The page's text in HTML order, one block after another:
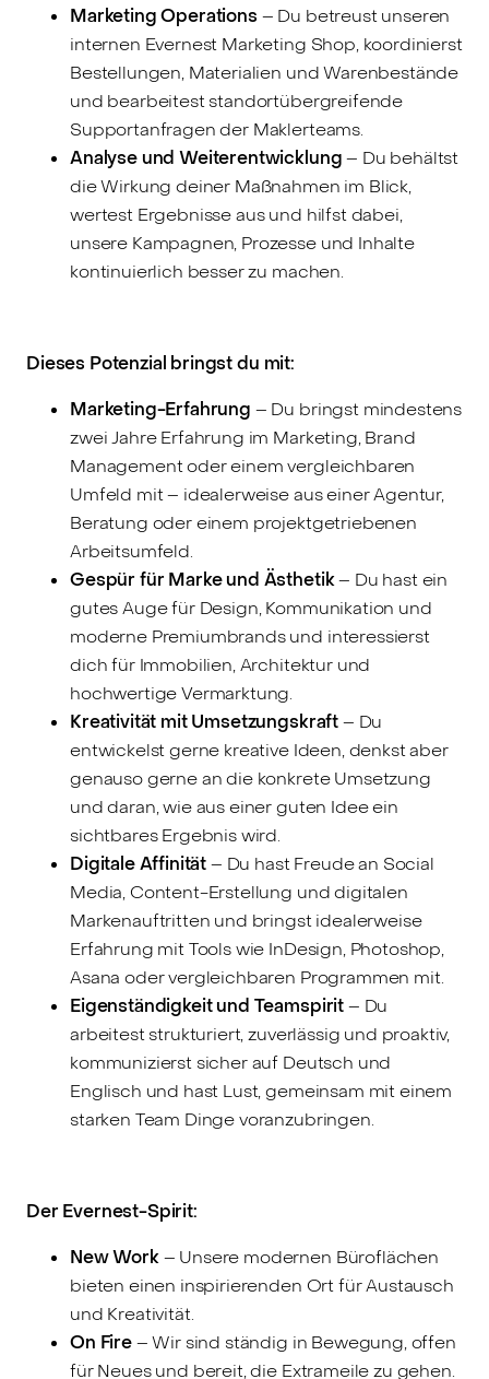
Marketing Operations – Du betreust unseren
internen Evernest Marketing Shop, koordinierst
Bestellungen, Materialien und Warenbestände
und bearbeitest standortübergreifende
Supportanfragen der Maklerteams.
Analyse und Weiterentwicklung– Du behältst
die Wirkung deiner Maßnahmen im Blick,
wertest Ergebnisse aus und hilfst dabei,
unsere Kampagnen, Prozesse und Inhalte
kontinuierlich besser zu machen.
Dieses Potenzial bringst du mit:
Marketing-Erfahrung – Du bringst mindestens
zwei Jahre Erfahrung im Marketing, Brand
Management oder einem vergleichbaren
Umfeld mit – idealerweise aus einer Agentur,
Beratung oder einem projektgetriebenen
Arbeitsumfeld.
Gespür für Marke und Ästhetik– Du hast ein
gutes Auge für Design, Kommunikation und
moderne Premiumbrands und interessierst
dich für Immobilien, Architektur und
hochwertige Vermarktung.
Kreativität mit Umsetzungskraft– Du
entwickelst gerne kreative Ideen, denkst aber
genauso gerne an die konkrete Umsetzung
und daran, wie aus einer guten Idee ein
sichtbares Ergebnis wird.
Digitale Affinität– Du hast Freude an Social
Media, Content-Erstellung und digitalen
Markenauftritten und bringst idealerweise
Erfahrung mit Tools wie InDesign, Photoshop,
Asana oder vergleichbaren Programmen mit.
Eigenständigkeit und Teamspirit– Du
arbeitest strukturiert, zuverlässig und proaktiv,
kommunizierst sicher auf Deutsch und
Englisch und hast Lust, gemeinsam mit einem
starken Team Dinge voranzubringen.
Der Evernest-Spirit:
New Work– Unsere modernen Büroflächen
bieten einen inspirierenden Ort für Austausch
und Kreativität.
On Fire– Wir sind ständig in Bewegung, offen
für Neues und bereit, die Extrameile zu gehen.